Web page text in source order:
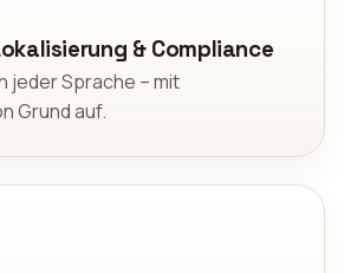
& Compliance
jeder Sprache – mit
Grund auf.